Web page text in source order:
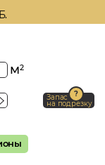
м2
Запас
на подрезку